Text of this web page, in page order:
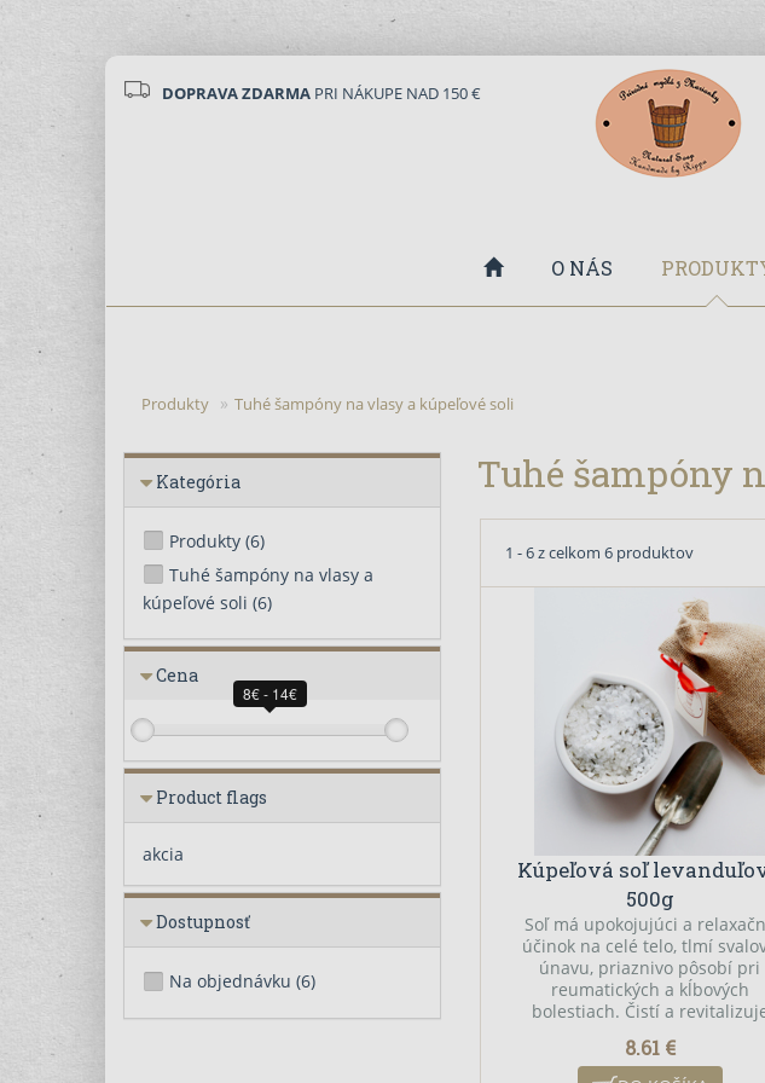
DOPRAVA ZDARMA PRI NÁKUPE NAD 150 €
O NÁS
Produkty Tuhé šampóny na vlasy a kúpeľové soli
Kategória
Produkty (6)
Tuhé šampóny na vlasy a
kúpeľové soli (6)
Cena
8€ - 14€
Product flags
akcia
Dostupnosť
Na objednávku (6)
Tuhé šampóny
1 - 6 z celkom 6 produktov
Kúpeľová soľ
500g
Soľ má upokojujúci a
účinok na celé telo, tlmí
únavu, priaznivo pôsobí pri
reumatických a kĺbových
bolestiach. Čistí a
látky a napomáha pri
kožných problémov, akné a
8.61 €